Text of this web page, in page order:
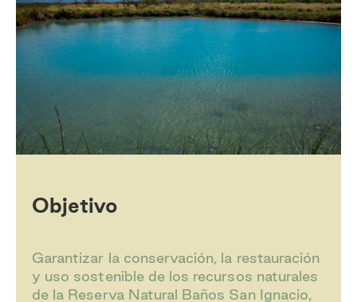
Objetivo
Garantizar la conservación, la restauración
y uso sostenible de los recursos naturales
de la Reserva Natural Baños San Ignacio,